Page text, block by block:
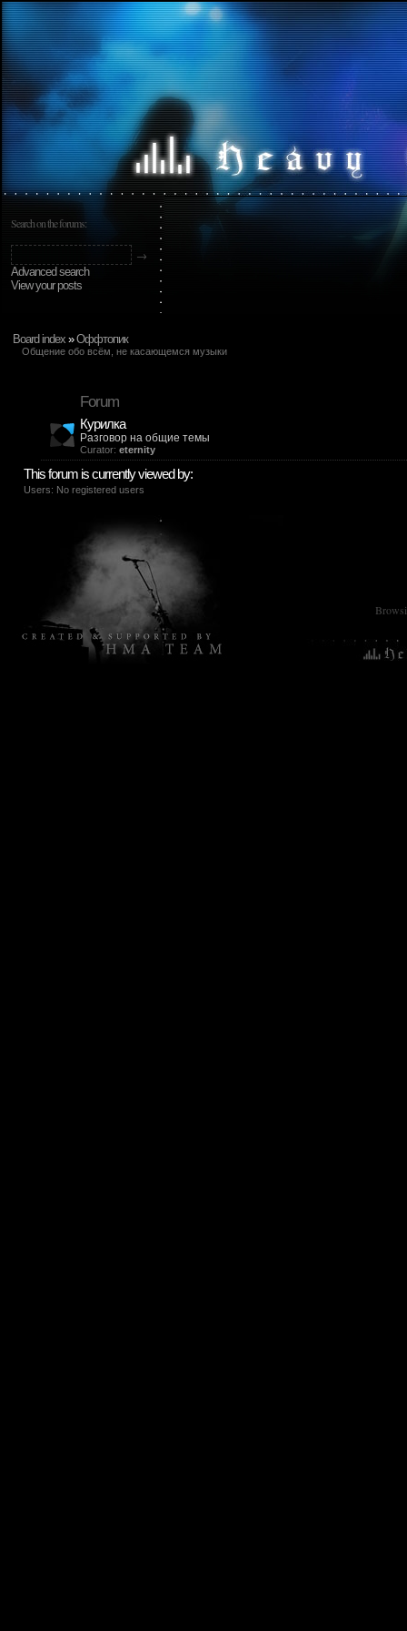
Search on the forums:
Advanced search
View your posts
Board index »Оффтопик
Общение обо всём, не касающемся музыки
Forum
Курилка
Разговор на общие темы
Curator: eternity
This forum is currently viewed by:
Users: No registered users